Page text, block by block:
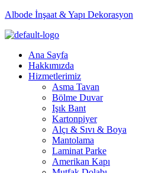
Albode İnşaat & Yapı Dekorasyon
Ana Sayfa
Hakkımızda
Hizmetlerimiz
Asma Tavan
Bölme Duvar
Işık Bant
Kartonpiyer
Alçı & Sıvı & Boya
Mantolama
Laminat Parke
Amerikan Kapı